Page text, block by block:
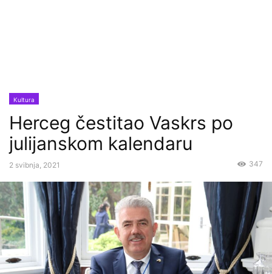
Kultura
Herceg čestitao Vaskrs po
julijanskom kalendaru
2 svibnja, 2021 347